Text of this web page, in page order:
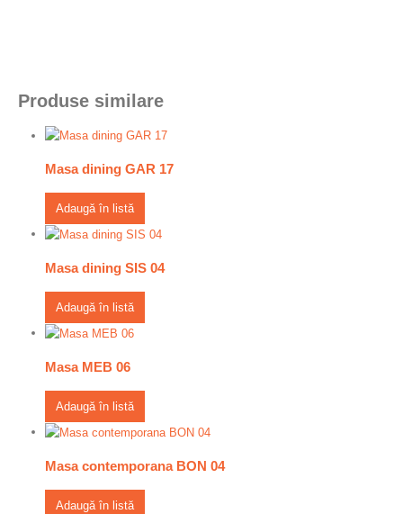
Produse similare
Masa dining GAR 17
Adaugă în listă
Masa dining SIS 04
Adaugă în listă
Masa MEB 06
Adaugă în listă
Masa contemporana BON 04
Adaugă în listă